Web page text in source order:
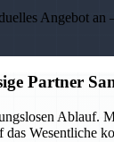
Angebot an
Partner
Ablauf.
Wesentliche